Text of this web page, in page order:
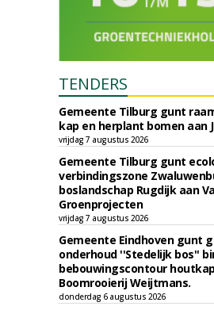
TENDERS
Gemeente Tilburg gunt
kap en herplant bomen aan
vrijdag 7 augustus 2026
Gemeente Tilburg gunt
verbindingszone
boslandschap Rugdijk aan
Groenprojecten
vrijdag 7 augustus 2026
Gemeente Eindhoven gunt
onderhoud ''Stedelijk bos''
bebouwingscontour
Boomrooierij Weijtmans.
donderdag 6 augustus 2026